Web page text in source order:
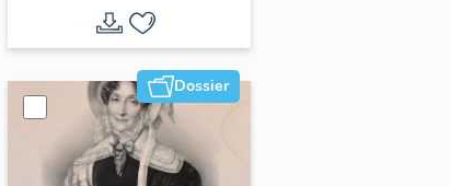
Dossier